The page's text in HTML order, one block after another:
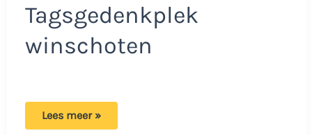
Tagsgedenkplek
winschoten
Bizarre
Lees meer »